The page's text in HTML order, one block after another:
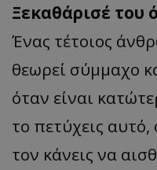
Ξεκαθάρισέ του
Ένας τέτοιος
θεωρεί σύμμαχο
όταν είναι
το πετύχεις αυτό,
τον κάνεις να